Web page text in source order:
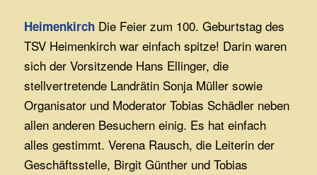
Heimenkirch Die Feier zum 100. Geburtstag des
TSV Heimenkirch war einfach spitze! Darin waren
sich der Vorsitzende Hans Ellinger, die
stellvertretende Landrätin Sonja Müller sowie
Organisator und Moderator Tobias Schädler neben
allen anderen Besuchern einig. Es hat einfach
alles gestimmt. Verena Rausch, die Leiterin der
Geschäftsstelle, Birgit Günther und Tobias